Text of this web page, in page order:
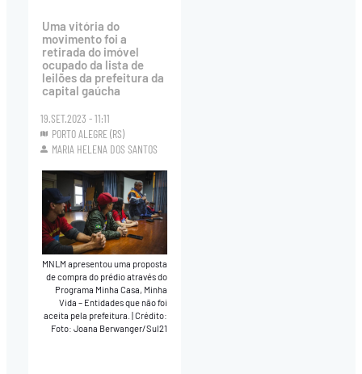
Uma vitória do
movimento foi a
retirada do imóvel
ocupado da lista de
leilões da prefeitura da
capital gaúcha
19.SET.2023 - 11:11
PORTO ALEGRE (RS)
MARIA HELENA DOS SANTOS
MNLM apresentou uma proposta
de compra do prédio através do
Programa Minha Casa, Minha
Vida – Entidades que não foi
aceita pela prefeitura.|Crédito:
Foto: Joana Berwanger/Sul21